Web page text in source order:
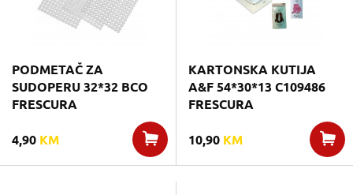
PODMETAČ ZA
SUDOPERU 32*32 BCO
FRESCURA
4,90 KM
KARTONSKA KUTIJA
A&F 54*30*13 C109486
FRESCURA
10,90 KM